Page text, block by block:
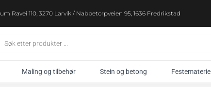
Ravei 110, 3270 Larvik / Nabbetorpveien 95, 1636 Fredrikstad
Maling og tilbehør Stein og betong Festemateriell